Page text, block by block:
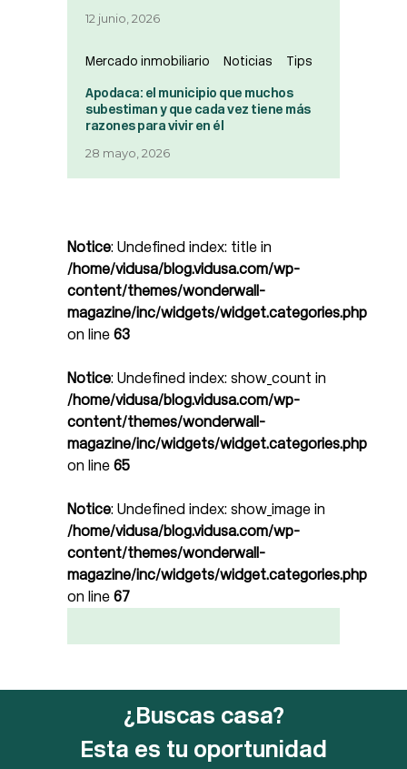
12 junio, 2026
Mercado inmobiliario Noticias Tips
Apodaca: el municipio que muchos
subestiman y que cada vez tiene más
razones para vivir en él
28 mayo, 2026
Notice: Undefined index: title in
/home/vidusa/blog.vidusa.com/wp-
content/themes/wonderwall-
magazine/inc/widgets/widget.categories.php
on line 63
Notice: Undefined index: show_count in
/home/vidusa/blog.vidusa.com/wp-
content/themes/wonderwall-
magazine/inc/widgets/widget.categories.php
on line 65
Notice: Undefined index: show_image in
/home/vidusa/blog.vidusa.com/wp-
content/themes/wonderwall-
magazine/inc/widgets/widget.categories.php
on line 67
¿Buscas casa?
Esta es tu oportunidad